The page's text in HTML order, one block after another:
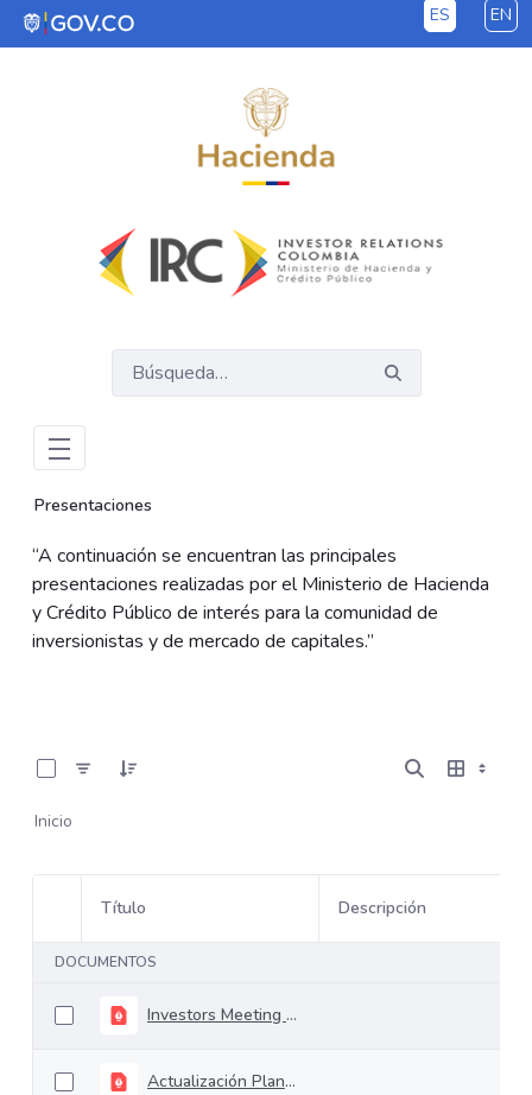
Saltar al contenido principal ES EN
Presentaciones
“A continuación se encuentran las principales
presentaciones realizadas por el Ministerio de Hacienda
y Crédito Público de interés para la comunidad de
inversionistas y de mercado de capitales.”
Inicio
Selección del elemento
Título Descripción
DOCUMENTOS
Investors Meeting Financial Plan Update 12.02.2025
Actualización Plan Financiero 2023